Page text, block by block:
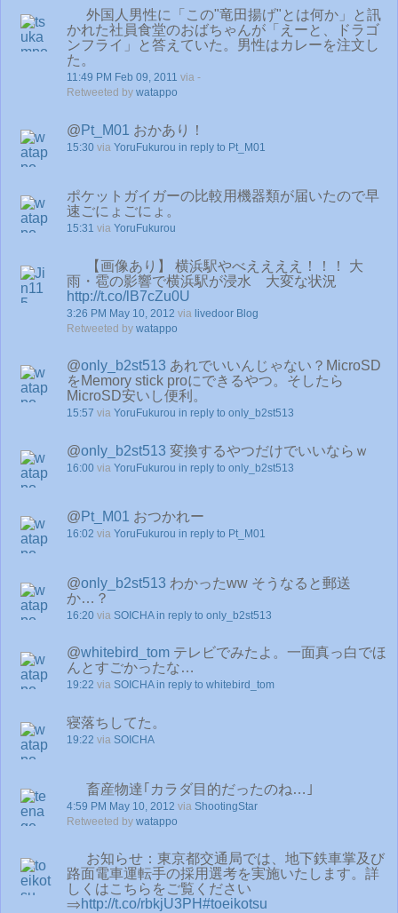
外国人男性に「この"竜田揚げ"とは何か」と訊
かれた社員食堂のおばちゃんが「えーと、ドラゴ
ンフライ」と答えていた。男性はカレーを注文し
た。
11:49 PM Feb 09, 2011 via -
Retweeted by watappo
@ Pt_M01 おかあり！
15:30 via YoruFukurou in reply to Pt_M01
ポケットガイガーの比較用機器類が届いたので早
速ごにょごにょ。
15:31 via YoruFukurou
【画像あり】 横浜駅やべええええ！！！ 大
雨・雹の影響で横浜駅が浸水 大変な状況
http://t.co/lB7cZu0U
3:26 PM May 10, 2012 via livedoor Blog
Retweeted by watappo
@only_b2st513 あれでいいんじゃない？MicroSD
をMemory stick proにできるやつ。そしたら
MicroSD安いし便利。
15:57 via YoruFukurou in reply to only_b2st513
@only_b2st513 変換するやつだけでいいならｗ
16:00 via YoruFukurou in reply to only_b2st513
@ Pt_M01 おつかれー
16:02 via YoruFukurou in reply to Pt_M01
@only_b2st513 わかったww そうなると郵送
か…？
16:20 via SOICHA in reply to only_b2st513
@whitebird_tom テレビでみたよ。一面真っ白でほ
んとすごかったな…
19:22 via SOICHA in reply to whitebird_tom
寝落ちしてた。
19:22 via SOICHA
畜産物達｢カラダ目的だったのね…｣
4:59 PM May 10, 2012 via ShootingStar
Retweeted by watappo
お知らせ：東京都交通局では、地下鉄車掌及び
路面電車運転手の採用選考を実施いたします。詳
しくはこちらをご覧ください
⇒http://t.co/rbkjU3PH#toeikotsu